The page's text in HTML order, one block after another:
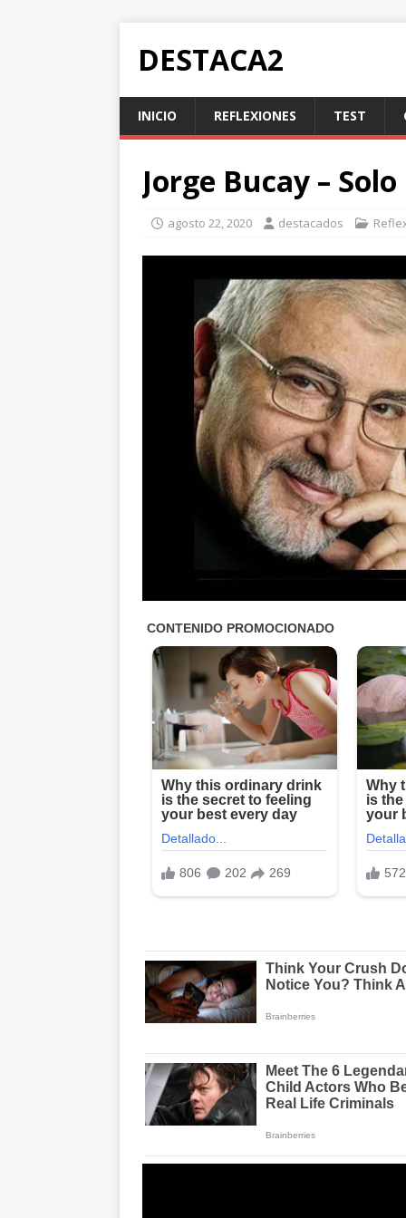
DESTACA2
INICIO REFLEXIONES TEST
Jorge Bucay –
agosto 22, 2020 destacados